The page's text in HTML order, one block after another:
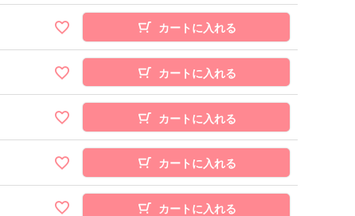
カートに入れる
カートに入れる
カートに入れる
カートに入れる
カートに入れる